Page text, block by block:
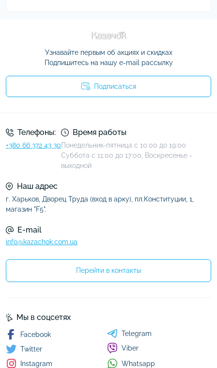
Узнавайте первым об акциях и скидках
Подпишитесь на нашу e-mail рассылку
Подписаться
Телефоны:
+380 66 372 43 30
Время работы
Понедельник-пятница с 10:00 до 19:00
Суббота с 11:00 до 17:00, Воскресенье -
выходной
Наш адрес
г. Харьков, Дворец Труда (вход в арку), пл.Конституции, 1,
магазин "F5".
E-mail
info@kazachok.com.ua
Перейти в контакты
Мы в соцсетях
Facebook
Twitter
Instagram
Telegram
Viber
Whatsapp